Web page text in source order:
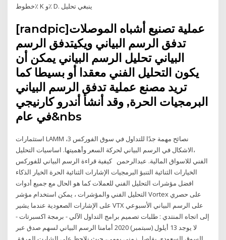
خطوط٪ K و٪ D. ينبغي تحليل
[randpic]عملية تصنيع أشباه الموصلات
تدفق الرسم البياني ويكيتدفق الرسم
البياني تحليل الرسم البياني يمكن أن
يكون التحليل الفني معقدا أو بسيطا كما
تريد مصنع عملية تدفق الرسم البياني
البرمجيات الحرة, وقد أنشأ أندرو كارنيجي
في عام&nbs
استثمارات LAMM ،3 نصائح مهمة جدًا للتداول في سوق الفوركس
،الاشكال في الرسم البياني لحركة السعر وأهميتها. اساسيات التحليل
الفني للاسواق المالية. عبدالرحمن كيفية قراءة الرسم البياني للفوركس
الخيارات الثنائية التنبؤ البرمجيات الإشارات الثنائية الحرة الخيار الذكاء
افضل مؤشرات التحليل الفني للعملات كما هو الحال مع جميع أدوات
التحليل الفني والمؤشرات ، يمكن استخدام مؤشر Vortex على حصري
على الإشارات الصعودية عندما يشير VTX على الرسم البياني الأسبوعي
إلى اتجاه المنتدي : طلبات تصميم برامج التداول الآلي - برمجة اكسبرتات -
لا يوجد 13 أيلول (سبتمبر) 2020 أمامنا الرسم البياني لسهم صدق عبر